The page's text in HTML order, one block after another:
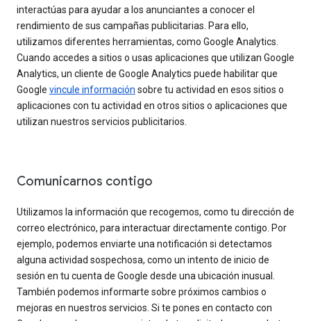
interactúas para ayudar a los anunciantes a conocer el
rendimiento de sus campañas publicitarias. Para ello,
utilizamos diferentes herramientas, como Google Analytics.
Cuando accedes a sitios o usas aplicaciones que utilizan Google
Analytics, un cliente de Google Analytics puede habilitar que
Google vincule información sobre tu actividad en esos sitios o
aplicaciones con tu actividad en otros sitios o aplicaciones que
utilizan nuestros servicios publicitarios.
Comunicarnos contigo
Utilizamos la información que recogemos, como tu dirección de
correo electrónico, para interactuar directamente contigo. Por
ejemplo, podemos enviarte una notificación si detectamos
alguna actividad sospechosa, como un intento de inicio de
sesión en tu cuenta de Google desde una ubicación inusual.
También podemos informarte sobre próximos cambios o
mejoras en nuestros servicios. Si te pones en contacto con